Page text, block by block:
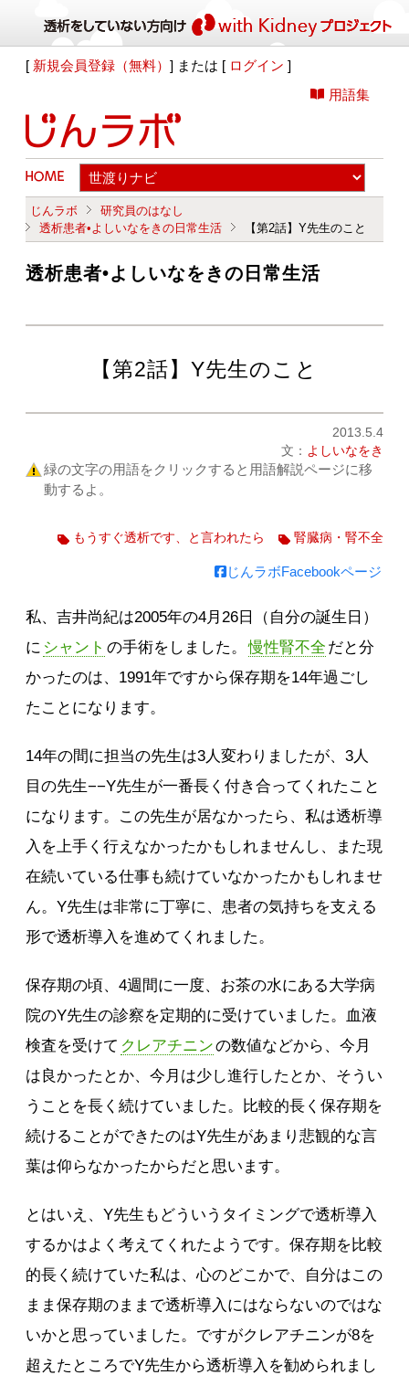
[ 新規会員登録（無料）] または [ ログイン ]
用語集
じんラボ
研究員のはなし
透析患者•よしいなをきの日常生活
【第2話】Y先生のこと
透析患者•よしいなをきの日常生活
【第2話】Y先生のこと
2013.5.4
文： よしいなをき
緑の文字の用語をクリックすると用語解説ページに移
動するよ。
もうすぐ透析です、と言われたら 腎臓病・腎不全
じんラボFacebookページ
私、吉井尚紀は2005年の4月26日（自分の誕生日）
に シャント の手術をしました。 慢性腎不全 だと分
かったのは、1991年ですから保存期を14年過ごし
たことになります。
14年の間に担当の先生は3人変わりましたが、3人
目の先生−−Y先生が一番長く付き合ってくれたこと
になります。この先生が居なかったら、私は透析導
入を上手く行えなかったかもしれませんし、また現
在続いている仕事も続けていなかったかもしれませ
ん。Y先生は非常に丁寧に、患者の気持ちを支える
形で透析導入を進めてくれました。
保存期の頃、4週間に一度、お茶の水にある大学病
院のY先生の診察を定期的に受けていました。血液
検査を受けて クレアチニンの数値などから、今月
は良かったとか、今月は少し進行したとか、そうい
うことを長く続けていました。比較的長く保存期を
続けることができたのはY先生があまり悲観的な言
葉は仰らなかったからだと思います。
とはいえ、Y先生もどういうタイミングで透析導入
するかはよく考えてくれたようです。保存期を比較
的長く続けていた私は、心のどこかで、自分はこの
まま保存期のままで透析導入にはならないのではな
いかと思っていました。ですがクレアチニンが8を
超えたところでY先生から透析導入を勧められまし